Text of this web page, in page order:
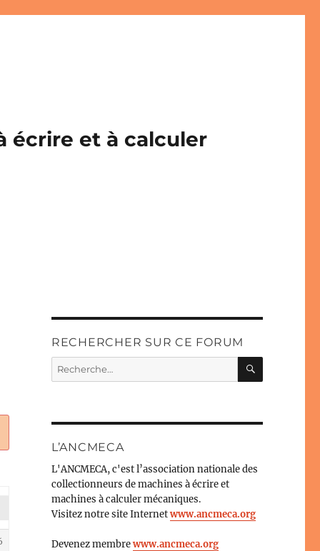
écrire et à calculer
RECHERCHER SUR CE FORUM
Recherche
pour :
L’ANCMECA
L'ANCMECA, c'est l’association nationale des
collectionneurs de machines à écrire et
machines à calculer mécaniques.
Visitez notre site Internetwww.ancmeca.org
Devenez membrewww.ancmeca.org